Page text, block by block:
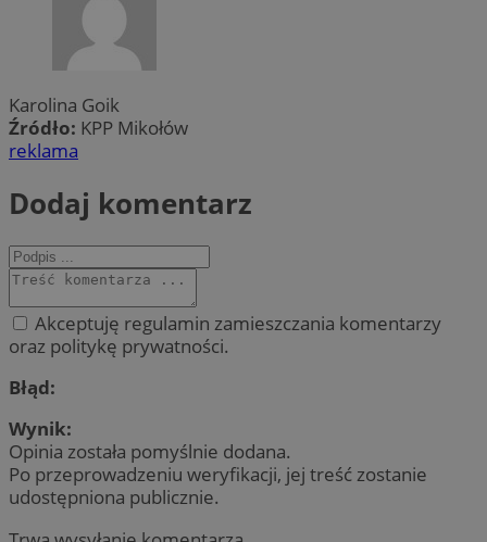
Karolina Goik
Źródło: KPP Mikołów
reklama
Dodaj komentarz
Akceptuję regulamin zamieszczania komentarzy
oraz politykę prywatności.
Błąd:
Wynik:
Opinia została pomyślnie dodana.
Po przeprowadzeniu weryfikacji, jej treść zostanie
udostępniona publicznie.